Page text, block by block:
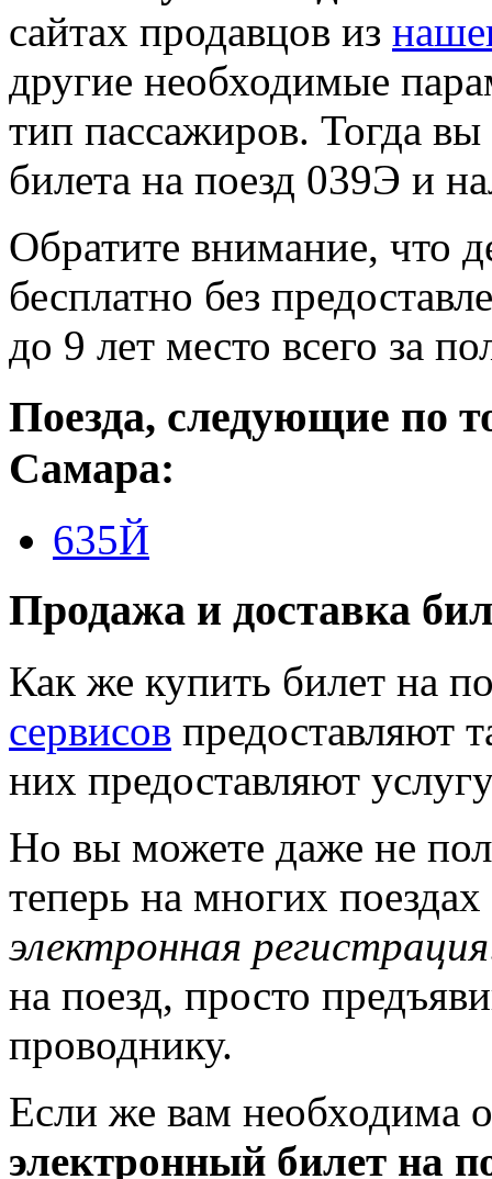
сайтах продавцов из
другие необходимые
тип пассажиров. Тогда
билета на поезд 039Э и
Обратите внимание, что
бесплатно без
до 9 лет место всего за
Поезда, следующие по
Самара:
635Й
Продажа и доставка
Как же купить билет на
сервисов предоставляют
них предоставляют
Но вы можете даже не
теперь на многих
электронная регистрация
на поезд, просто
проводнику.
Если же вам необходима
электронный билет на